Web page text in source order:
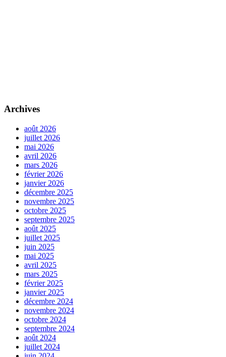
Archives
août 2026
juillet 2026
mai 2026
avril 2026
mars 2026
février 2026
janvier 2026
décembre 2025
novembre 2025
octobre 2025
septembre 2025
août 2025
juillet 2025
juin 2025
mai 2025
avril 2025
mars 2025
février 2025
janvier 2025
décembre 2024
novembre 2024
octobre 2024
septembre 2024
août 2024
juillet 2024